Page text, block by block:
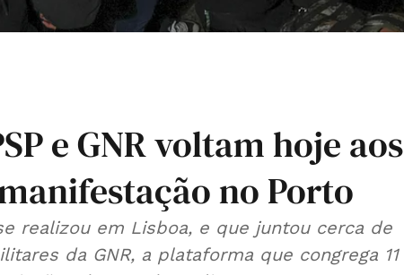
e GNR voltam hoje aos
no Porto
realizou em Lisboa, e que juntou cerca de
da GNR, a plataforma que congrega 11